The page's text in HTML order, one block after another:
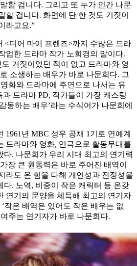
할 겁니다. 그리고 또 누가 인간 나문
할 겁니다. 화면에 단 한 컷도 거짓이
라고요.”
<디어 마이 프렌즈>까지 수많은 드라
업한 드라마 작가 노희경의 말이다.
거짓이었던 적이 없고 드라마와 영
소생하는 배우가 바로 나문희다. 그
화와 드라마에 주연으로 나서는 유
과 드라마 PD, 작가들이 가장 캐스팅
동하는 배우’라는 수식어가 나문희에
1961년 MBC 성우 공채 1기로 연예계
드라마와 영화, 연극으로 활동무대를
다. 나문희가 우리 시대 최고의 연기력
장 큰 원동력은 바로 주어진 배역이
라도 온 힘을 다해 개연성과 진정성을
다. 노역, 비중이 작은 캐릭터 등 온갖
연기의 문양을 체득해 최고의 연기자
작은 배역은 있어도 작은 배우는 없
주는 연기자가 바로 나문희다.